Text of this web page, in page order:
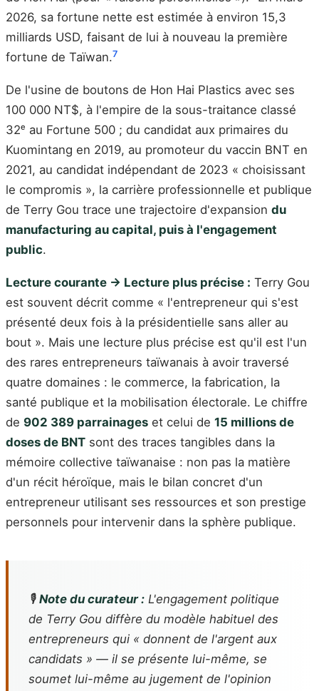
2026, sa fortune nette est estimée à environ 15,3
milliards USD, faisant de lui à nouveau la première
fortune de Taïwan.7
De l'usine de boutons de Hon Hai Plastics avec ses
100 000 NT$, à l'empire de la sous-traitance classé
32ᵉ au Fortune 500 ; du candidat aux primaires du
Kuomintang en 2019, au promoteur du vaccin BNT en
2021, au candidat indépendant de 2023 « choisissant
le compromis », la carrière professionnelle et publique
de Terry Gou trace une trajectoire d'expansion du
manufacturing au capital, puis à l'engagement
public.
Lecture courante → Lecture plus précise : Terry Gou
est souvent décrit comme « l'entrepreneur qui s'est
présenté deux fois à la présidentielle sans aller au
bout ». Mais une lecture plus précise est qu'il est l'un
des rares entrepreneurs taïwanais à avoir traversé
quatre domaines : le commerce, la fabrication, la
santé publique et la mobilisation électorale. Le chiffre
de 902 389 parrainages et celui de 15 millions de
doses de BNT sont des traces tangibles dans la
mémoire collective taïwanaise : non pas la matière
d'un récit héroïque, mais le bilan concret d'un
entrepreneur utilisant ses ressources et son prestige
personnels pour intervenir dans la sphère publique.
🎙️ Note du curateur : L'engagement politique
de Terry Gou diffère du modèle habituel des
entrepreneurs qui « donnent de l'argent aux
candidats » — il se présente lui-même, se
soumet lui-même au jugement de l'opinion